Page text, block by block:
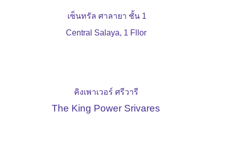
เซ็นทรัล ศาลายา ชั้น 1
Central Salaya, 1 Fllor
คิงเพาเวอร์ ศรีวารี
The King Power Srivares